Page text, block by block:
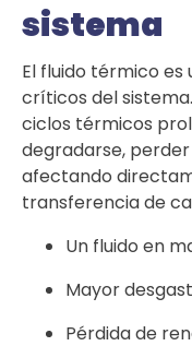
sistema
El fluido térmico es
críticos del
ciclos térmicos
degradarse,
afectando
transferencia de
Un fluido en
Mayor
Pérdida de